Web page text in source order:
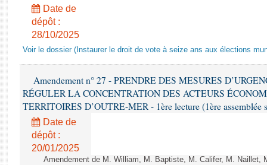
Date de
dépôt :
28/10/2025
Voir le dossier (Instaurer le droit de vote à seize ans aux élections
Amendement n° 27 - PRENDRE DES MESURES
RÉGULER LA CONCENTRATION DES ACTEURS
TERRITOIRES D’OUTRE-MER - 1ère lecture (1ère assemblée
Date de
dépôt :
20/01/2025
Amendement de M. William, M. Baptiste, M. Califer, M. Naillet,